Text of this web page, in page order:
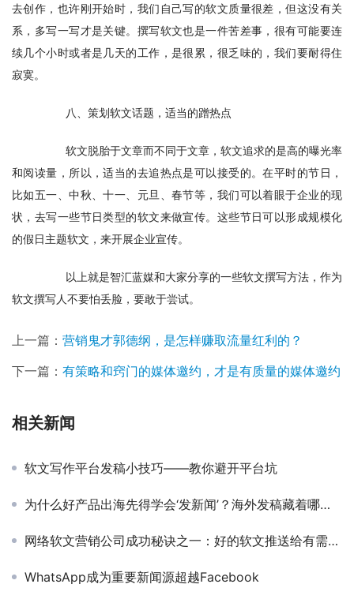
去创作，也许刚开始时，我们自己写的软文质量很差，但这没有关
系，多写一写才是关键。撰写软文也是一件苦差事，很有可能要连
续几个小时或者是几天的工作，是很累，很乏味的，我们要耐得住
寂寞。
八、策划软文话题，适当的蹭热点
软文脱胎于文章而不同于文章，软文追求的是高的曝光率
和阅读量，所以，适当的去追热点是可以接受的。在平时的节日，
比如五一、中秋、十一、元旦、春节等，我们可以着眼于企业的现
状，去写一些节日类型的软文来做宣传。这些节日可以形成规模化
的假日主题软文，来开展企业宣传。
以上就是智汇蓝媒和大家分享的一些软文撰写方法，作为
软文撰写人不要怕丢脸，要敢于尝试。
上一篇： 营销鬼才郭德纲，是怎样赚取流量红利的？
下一篇： 有策略和窍门的媒体邀约，才是有质量的媒体邀约
相关新闻
软文写作平台发稿小技巧——教你避开平台坑
为什么好产品出海先得学会‘发新闻’？海外发稿藏着哪些门道？
网络软文营销公司成功秘诀之一：好的软文推送给有需求的客户
WhatsApp成为重要新闻源超越Facebook